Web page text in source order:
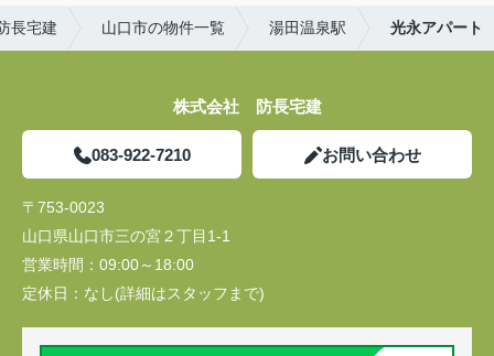
長宅建 山口市の物件一覧 湯田温泉駅 光永アパート
株式会社 防長宅建
083-922-7210 お問い合わせ
〒753-0023
山口県山口市三の宮２丁目1-1
営業時間： 09:00～18:00
定休日： なし(詳細はスタッフまで)